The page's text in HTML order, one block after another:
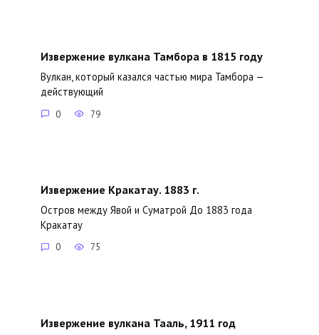
Извержение вулкана Тамбора в 1815 году
Вулкан, который казался частью мира Тамбора —
действующий
0 79
Извержение Кракатау. 1883 г.
Остров между Явой и Суматрой До 1883 года
Кракатау
0 75
Извержение вулкана Тааль, 1911 год